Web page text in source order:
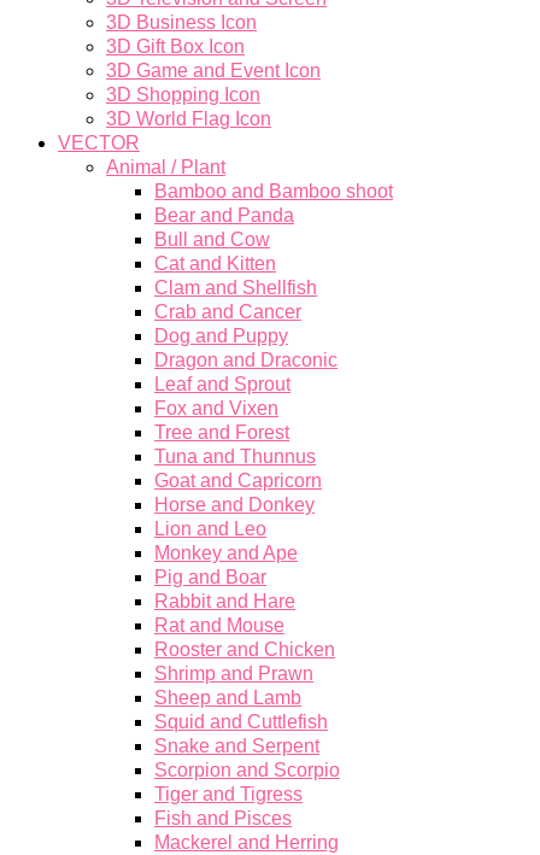
3D Business Icon
3D Gift Box Icon
3D Game and Event Icon
3D Shopping Icon
3D World Flag Icon
VECTOR
Animal / Plant
Bamboo and Bamboo shoot
Bear and Panda
Bull and Cow
Cat and Kitten
Clam and Shellfish
Crab and Cancer
Dog and Puppy
Dragon and Draconic
Leaf and Sprout
Fox and Vixen
Tree and Forest
Tuna and Thunnus
Goat and Capricorn
Horse and Donkey
Lion and Leo
Monkey and Ape
Pig and Boar
Rabbit and Hare
Rat and Mouse
Rooster and Chicken
Shrimp and Prawn
Sheep and Lamb
Squid and Cuttlefish
Snake and Serpent
Scorpion and Scorpio
Tiger and Tigress
Fish and Pisces
Mackerel and Herring